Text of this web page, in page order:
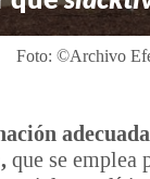
Foto: ©Archivo
, que se emplea